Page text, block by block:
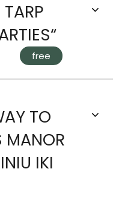
free
TO
MANOR
IKI